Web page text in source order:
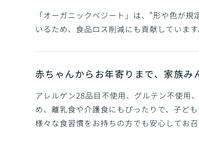
「オーガニックベジート」は、“形や色が
いるため、食品ロス削減にも貢献しています
赤ちゃんからお年寄りまで、家族み
アレルゲン28品目不使用、グルテン不使用
め、離乳食や介護食にもぴったりで、子ど
様々な食習慣をお持ちの方でも安心してお